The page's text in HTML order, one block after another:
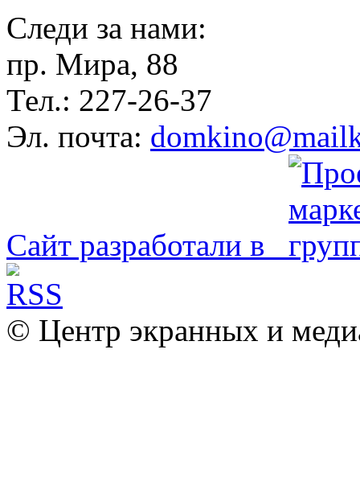
Следи за нами:
пр. Мира, 88
Тел.: 227-26-37
Эл. почта:
Сайт разработали в
© Центр экранных и